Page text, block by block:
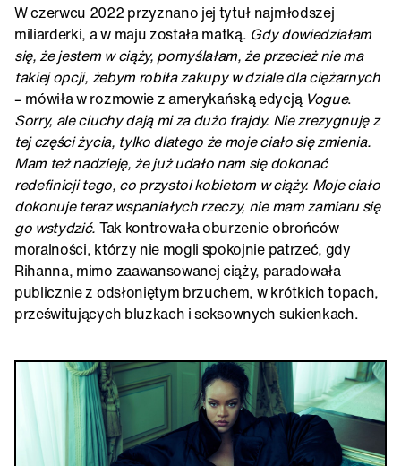
W czerwcu 2022 przyznano jej tytuł najmłodszej
miliarderki, a w maju została matką. Gdy dowiedziałam
się, że jestem w ciąży, pomyślałam, że przecież nie ma
takiej opcji, żebym robiła zakupy w dziale dla ciężarnych
– mówiła w rozmowie z amerykańską edycją Vogue.
Sorry, ale ciuchy dają mi za dużo frajdy. Nie zrezygnuję z
tej części życia, tylko dlatego że moje ciało się zmienia.
Mam też nadzieję, że już udało nam się dokonać
redefinicji tego, co przystoi kobietom w ciąży. Moje ciało
dokonuje teraz wspaniałych rzeczy, nie mam zamiaru się
go wstydzić. Tak kontrowała oburzenie obrońców
moralności, którzy nie mogli spokojnie patrzeć, gdy
Rihanna, mimo zaawansowanej ciąży, paradowała
publicznie z odsłoniętym brzuchem, w krótkich topach,
prześwitujących bluzkach i seksownych sukienkach.